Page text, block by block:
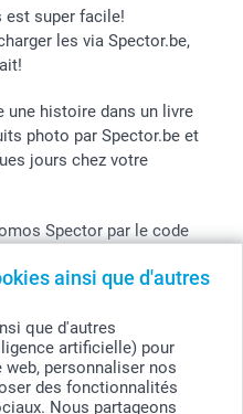
ainsi que d'autres
que d'autres
artificielle) pour
personnaliser nos
des fonctionnalités
Nous partageons
est super facile!
les via Spector.be,
une histoire dans un livre
photo par Spector.be et
jours chez votre
Spector par le code
9230 Wetteren, Belgique
incluse et hors frais de port.